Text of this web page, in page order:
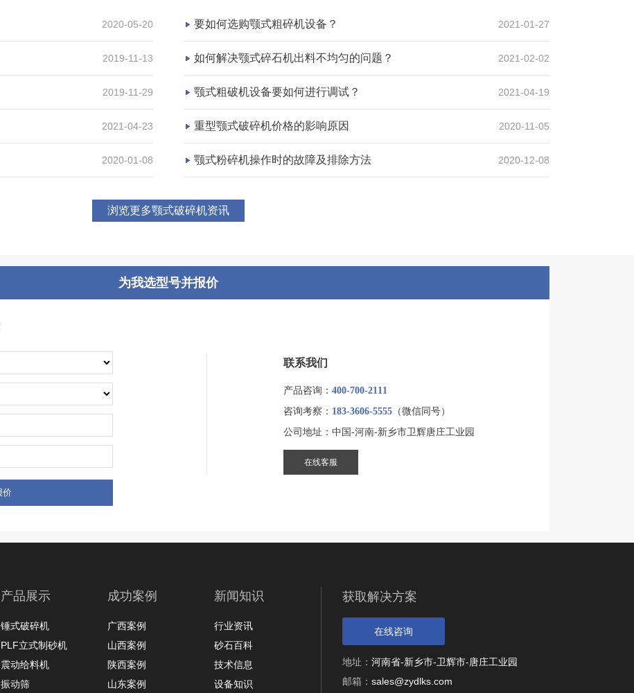
项目业主
- 山石
咨询该项目执行经理
2020-05-20 要如何选购颚式粗碎机设备？ 2021-01-27
2019-11-13 如何解决颚式碎石机出料不均匀的问题？ 2021-02-02
2019-11-29 颚式粗破机设备要如何进行调试？ 2021-04-19
2021-04-23 重型颚式破碎机价格的影响原因 2020-11-05
2020-01-08 颚式粉碎机操作时的故障及排除方法 2020-12-08
浏览更多颚式破碎机资讯
为我选型号并报价
联系我们
产品咨询： 400-700-2111
咨询考察： 183-3606-5555 （微信同号）
公司地址：中国-河南-新乡市卫辉唐庄工业园
在线客服
产品展示
锤式破碎机
PLF立式制砂机
震动给料机
振动筛
成功案例
广西案例
山西案例
陕西案例
山东案例
新闻知识
行业资讯
砂石百科
技术信息
设备知识
获取解决方案
在线咨询
地址： 河南省-新乡市-卫辉市-唐庄工业园
邮箱： sales@zydlks.com